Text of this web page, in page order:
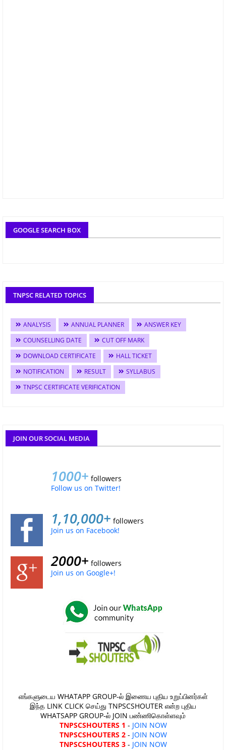
GOOGLE SEARCH BOX
TNPSC RELATED TOPICS
ANALYSIS ANNUAL PLANNER
ANSWER KEY
COUNSELLING DATE
CUT OFF MARK
DOWNLOAD CERTIFICATE
HALL TICKET
NOTIFICATION
RESULT
SYLLABUS
TNPSC CERTIFICATE VERIFICATION
JOIN OUR SOCIAL MEDIA
1000+ followers
Follow us on Twitter!
1,10,000+ followers
Join us on Facebook!
2000+ followers
Join us on Google+!
எங்களுடைய WHATAPP GROUP-ல் இணைய புதிய உறுப்பினர்கள்
இந்த LINK CLICK செய்து TNPSCSHOUTER என்ற புதிய
WHATSAPP GROUP-ல் JOIN பண்ணிகொள்ளவும்
TNPSCSHOUTERS 1 - JOIN NOW
TNPSCSHOUTERS 2- JOIN NOW
TNPSCSHOUTERS 3- JOIN NOW